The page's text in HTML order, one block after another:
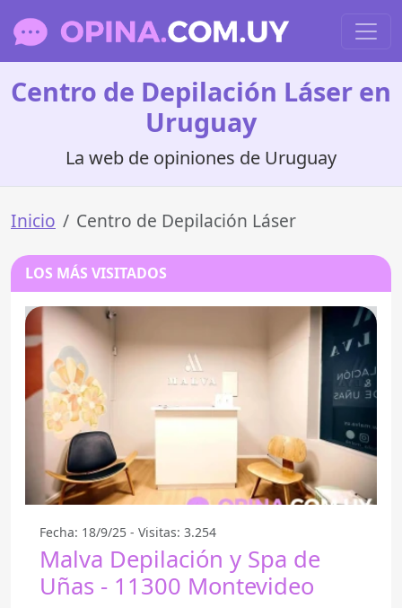
Centro de Depilación Láser en
Uruguay
La web de opiniones de Uruguay
Inicio Centro de Depilación Láser
LOS MÁS VISITADOS
Fecha: 18/9/25 - Visitas: 3.254
Malva Depilación y Spa de
Uñas - 11300 Montevideo